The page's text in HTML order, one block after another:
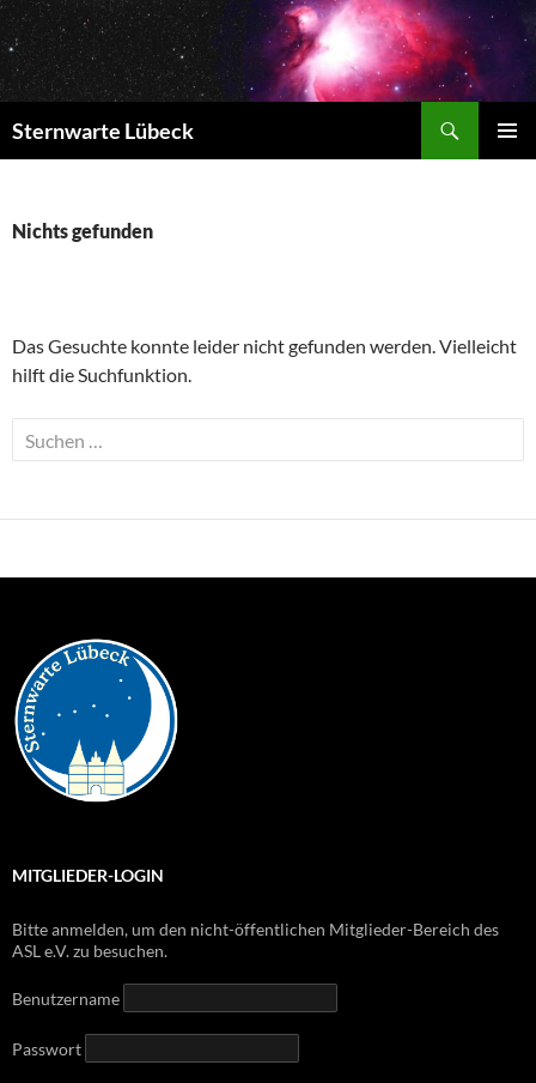
Zum
Inhalt
springen
Sternwarte Lübeck
Nichts gefunden
Das Gesuchte konnte leider nicht gefunden werden. Vielleicht
hilft die Suchfunktion.
Suchen
nach:
MITGLIEDER-LOGIN
Bitte anmelden, um den nicht-öffentlichen Mitglieder-Bereich des
ASL e.V. zu besuchen.
Benutzername
Passwort